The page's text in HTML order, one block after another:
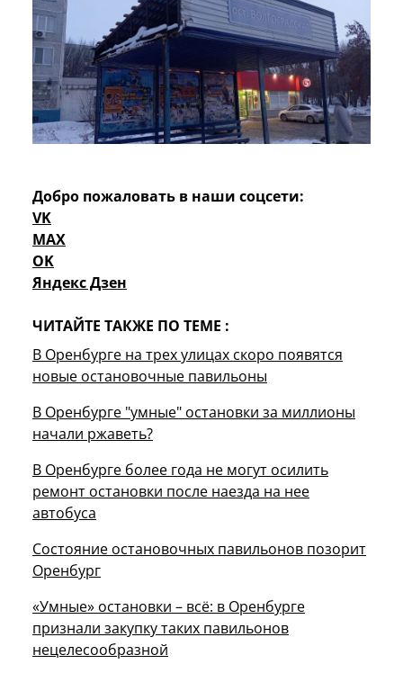
Добро пожаловать в наши соцсети:
VK
MAX
OK
Яндекс Дзен
ЧИТАЙТЕ ТАКЖЕ ПО ТЕМЕ :
В Оренбурге на трех улицах скоро появятся
новые остановочные павильоны
В Оренбурге "умные" остановки за миллионы
начали ржаветь?
В Оренбурге более года не могут осилить
ремонт остановки после наезда на нее
автобуса
Состояние остановочных павильонов позорит
Оренбург
«Умные» остановки – всё: в Оренбурге
признали закупку таких павильонов
нецелесообразной